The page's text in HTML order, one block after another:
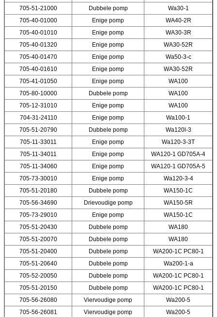
705-51-21000
Dubbele pomp
Wa30-1
705-40-01000
Enige pomp
WA40-2R
705-40-01010
Enige pomp
WA30-3R
705-40-01320
Enige pomp
WA30-52R
705-40-01470
Enige pomp
Wa50-3-c
705-40-01610
Enige pomp
WA30-52R
705-41-01050
Enige pomp
WA100
705-80-10000
Dubbele pomp
WA100
705-12-31010
Enige pomp
WA100
704-31-24110
Enige pomp
Wa100-1
705-51-20790
Dubbele pomp
Wa120l-3
705-11-33011
Enige pomp
Wa120-3-3T
705-11-34011
Enige pomp
WA120-1 GD705A-4
705-11-34060
Enige pomp
WA120-1 GD705A-5
705-73-30010
Enige pomp
Wa120-3-4
705-51-20180
Dubbele pomp
WA150-1C
705-56-34690
Drievoudige pomp
WA150-5R
705-73-29010
Enige pomp
WA150-1C
705-51-20430
Dubbele pomp
WA180
705-51-20070
Dubbele pomp
WA180
705-51-20400
Dubbele pomp
WA200-1C PC80-1
705-51-20640
Dubbele pomp
Wa200-1-a
705-52-20050
Dubbele pomp
WA200-1C PC80-1
705-51-20150
Dubbele pomp
WA200-1C PC80-1
705-56-26080
Viervoudige pomp
Wa200-5
705-56-26081
Viervoudige pomp
Wa200-5